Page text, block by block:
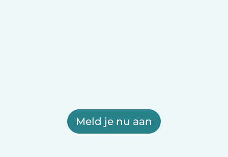
Meld je nu aan